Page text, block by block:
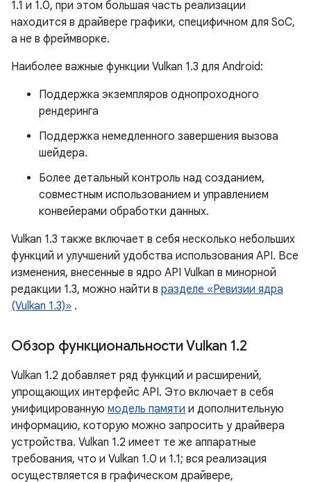
1.1 и 1.0, при этом большая часть реализации
находится в драйвере графики, специфичном для SoC,
а не в фреймворке.
Наиболее важные функции Vulkan 1.3 для Android:
Поддержка экземпляров однопроходного
рендеринга
Поддержка немедленного завершения вызова
шейдера.
Более детальный контроль над созданием,
совместным использованием и управлением
конвейерами обработки данных.
Vulkan 1.3 также включает в себя несколько небольших
функций и улучшений удобства использования API. Все
изменения, внесенные в ядро ​​API Vulkan в минорной
редакции 1.3, можно найти в разделе «Ревизии ядра
(Vulkan 1.3)» .
Обзор функциональности Vulkan 1.2
Vulkan 1.2 добавляет ряд функций и расширений,
упрощающих интерфейс API. Это включает в себя
унифицированную модель памяти и дополнительную
информацию, которую можно запросить у драйвера
устройства. Vulkan 1.2 имеет те же аппаратные
требования, что и Vulkan 1.0 и 1.1; вся реализация
осуществляется в графическом драйвере,